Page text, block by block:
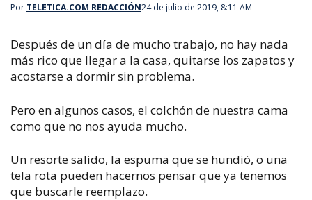
Por TELETICA.COM REDACCIÓN24 de julio de 2019, 8:11 AM
Después de un día de mucho trabajo, no hay nada
más rico que llegar a la casa, quitarse los zapatos y
acostarse a dormir sin problema.
Pero en algunos casos, el colchón de nuestra cama
como que no nos ayuda mucho.
Un resorte salido, la espuma que se hundió, o una
tela rota pueden hacernos pensar que ya tenemos
que buscarle reemplazo.